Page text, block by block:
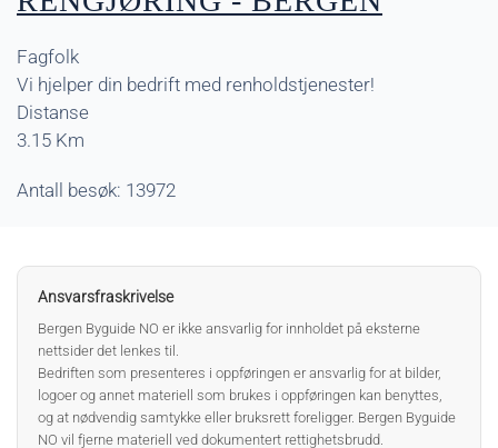
Fagfolk
Vi hjelper din bedrift med renholdstjenester!
Distanse
3.15 Km
Antall besøk: 13972
Ansvarsfraskrivelse
Bergen Byguide NO er ikke ansvarlig for innholdet på eksterne
nettsider det lenkes til.
Bedriften som presenteres i oppføringen er ansvarlig for at bilder,
logoer og annet materiell som brukes i oppføringen kan benyttes,
og at nødvendig samtykke eller bruksrett foreligger. Bergen Byguide
NO vil fjerne materiell ved dokumentert rettighetsbrudd.